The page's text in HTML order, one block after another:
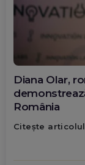
Diana Olar,
România
Citește articolul